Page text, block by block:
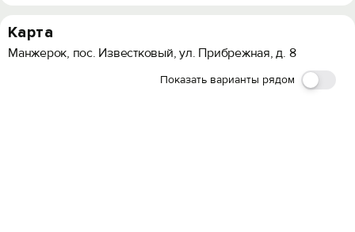
Карта
Манжерок, пос. Известковый, ул. Прибрежная, д. 8
Показать варианты рядом